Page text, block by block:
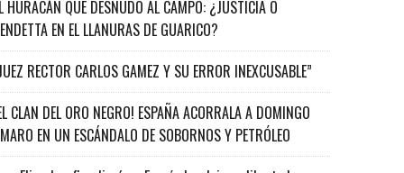
HURACÁN QUE DESNUDÓ AL CAMPO: ¿JUSTICIA O
EN EL LLANURAS DE GUARICO?
RECTOR CARLOS GAMEZ Y SU ERROR INEXCUSABLE”
CLAN DEL ORO NEGRO! ESPAÑA ACORRALA A DOMINGO
EN UN ESCÁNDALO DE SOBORNOS Y PETRÓLEO